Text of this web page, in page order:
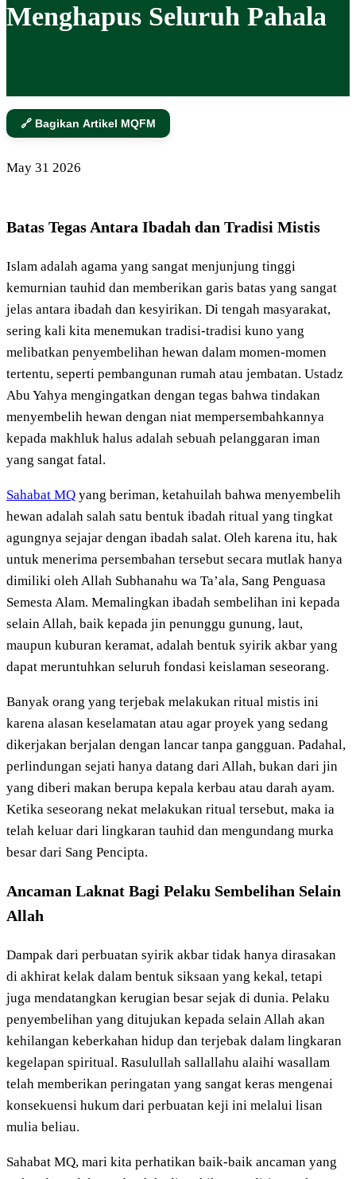
Menghapus Seluruh Pahala
🔗 Bagikan Artikel MQFM
May 31 2026
Batas Tegas Antara Ibadah dan Tradisi Mistis
Islam adalah agama yang sangat menjunjung tinggi
kemurnian tauhid dan memberikan garis batas yang sangat
jelas antara ibadah dan kesyirikan. Di tengah masyarakat,
sering kali kita menemukan tradisi-tradisi kuno yang
melibatkan penyembelihan hewan dalam momen-momen
tertentu, seperti pembangunan rumah atau jembatan. Ustadz
Abu Yahya mengingatkan dengan tegas bahwa tindakan
menyembelih hewan dengan niat mempersembahkannya
kepada makhluk halus adalah sebuah pelanggaran iman
yang sangat fatal.
Sahabat MQ yang beriman, ketahuilah bahwa menyembelih
hewan adalah salah satu bentuk ibadah ritual yang tingkat
agungnya sejajar dengan ibadah salat. Oleh karena itu, hak
untuk menerima persembahan tersebut secara mutlak hanya
dimiliki oleh Allah Subhanahu wa Ta’ala, Sang Penguasa
Semesta Alam. Memalingkan ibadah sembelihan ini kepada
selain Allah, baik kepada jin penunggu gunung, laut,
maupun kuburan keramat, adalah bentuk syirik akbar yang
dapat meruntuhkan seluruh fondasi keislaman seseorang.
Banyak orang yang terjebak melakukan ritual mistis ini
karena alasan keselamatan atau agar proyek yang sedang
dikerjakan berjalan dengan lancar tanpa gangguan. Padahal,
perlindungan sejati hanya datang dari Allah, bukan dari jin
yang diberi makan berupa kepala kerbau atau darah ayam.
Ketika seseorang nekat melakukan ritual tersebut, maka ia
telah keluar dari lingkaran tauhid dan mengundang murka
besar dari Sang Pencipta.
Ancaman Laknat Bagi Pelaku Sembelihan Selain
Allah
Dampak dari perbuatan syirik akbar tidak hanya dirasakan
di akhirat kelak dalam bentuk siksaan yang kekal, tetapi
juga mendatangkan kerugian besar sejak di dunia. Pelaku
penyembelihan yang ditujukan kepada selain Allah akan
kehilangan keberkahan hidup dan terjebak dalam lingkaran
kegelapan spiritual. Rasulullah sallallahu alaihi wasallam
telah memberikan peringatan yang sangat keras mengenai
konsekuensi hukum dari perbuatan keji ini melalui lisan
mulia beliau.
Sahabat MQ, mari kita perhatikan baik-baik ancaman yang